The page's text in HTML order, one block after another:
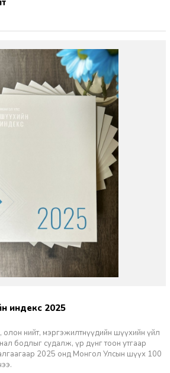
индекс 2025
олон нийт, мэргэжилтнүүдийн шүүхийн үйл
бодлыг судалж, үр дүнг тоон утгаар
2025 онд Монгол Улсын шүүх 100